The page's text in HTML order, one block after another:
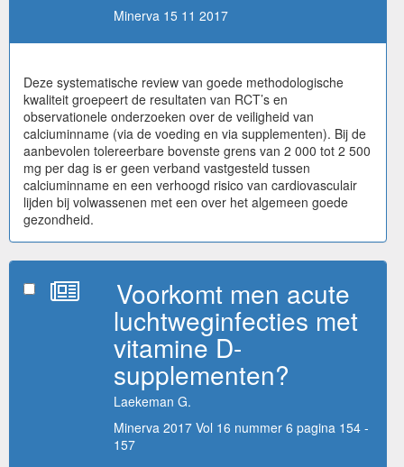
Minerva 15 11 2017
Deze systematische review van goede methodologische
kwaliteit groepeert de resultaten van RCT’s en
observationele onderzoeken over de veiligheid van
calciuminname (via de voeding en via supplementen). Bij de
aanbevolen tolereerbare bovenste grens van 2 000 tot 2 500
mg per dag is er geen verband vastgesteld tussen
calciuminname en een verhoogd risico van cardiovasculair
lijden bij volwassenen met een over het algemeen goede
gezondheid.
Voorkomt men acute
luchtweginfecties met
vitamine D-
supplementen?
Laekeman G.
Minerva 2017 Vol 16 nummer 6 pagina 154 -
157